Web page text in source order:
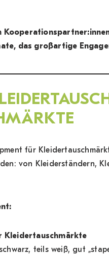
das großartige
für
von Kleiderständern,
Kleidertauschmärkte
teils weiß, gut